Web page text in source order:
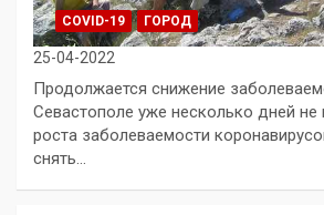
COVID-19 ГОРОД
25-04-2022
Продолжается снижение
Севастополе уже несколько дней не
роста заболеваемости
снять…